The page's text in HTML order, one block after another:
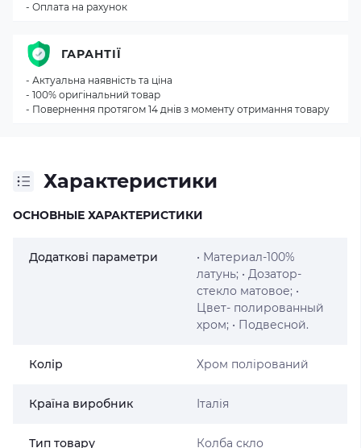
Характеристики
ОСНОВНЫЕ ХАРАКТЕРИСТИКИ
Додаткові параметри
• Материал-100%
латунь; • Дозатор-
стекло матовое; •
Цвет- полированный
хром; • Подвесной.
Колір Хром полірований
Країна виробник Італія
Тип товару Колба скло
- Оплата на рахунок
ГАРАНТІЇ
- Актуальна наявність та ціна
- 100% оригінальний товар
- Повернення протягом 14 днів з моменту отримання товару